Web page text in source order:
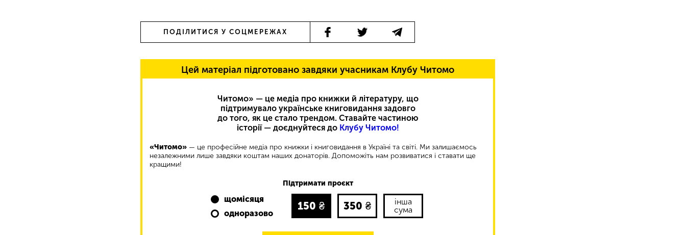
ПОДІЛИТИСЯ У СОЦМЕРЕЖАХ
Цей матеріал підготовано завдяки учасникам Клубу Читомо
Читомо» — це медіа про книжки й літературу, що
підтримувало українське книговидання задовго
до того, як це стало трендом. Ставайте частиною
історії — доєднуйтеся до Клубу Читомо!
«Читомо» — це професійне медіа про книжки і книговидання в Україні та світі. Ми залишаємось
незалежними лише завдяки коштам наших донаторів. Допоможіть нам розвиватися і ставати ще
кращими!
Підтримати проєкт
щомісяця
одноразово
150 ₴ 350 ₴
інша
сума